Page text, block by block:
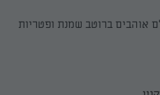
אוהבים ברוטב שמנת ופטריות